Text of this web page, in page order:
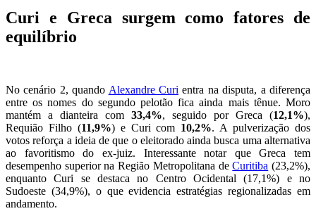
Curi e Greca surgem como fatores de
equilíbrio
No cenário 2, quando Alexandre Curi entra na disputa, a diferença
entre os nomes do segundo pelotão fica ainda mais tênue. Moro
mantém a dianteira com 33,4%, seguido por Greca (12,1%),
Requião Filho (11,9%) e Curi com 10,2%. A pulverização dos
votos reforça a ideia de que o eleitorado ainda busca uma alternativa
ao favoritismo do ex-juiz. Interessante notar que Greca tem
desempenho superior na Região Metropolitana deCuritiba (23,2%),
enquanto Curi se destaca no Centro Ocidental (17,1%) e no
Sudoeste (34,9%), o que evidencia estratégias regionalizadas em
andamento.